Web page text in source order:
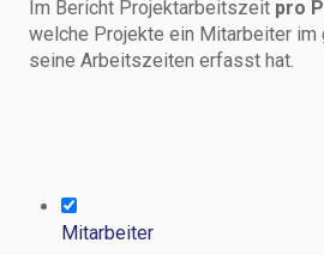
Im Bericht Projektarbeitszeit pro
welche Projekte ein Mitarbeiter im
seine Arbeitszeiten erfasst hat.
Mitarbeiter